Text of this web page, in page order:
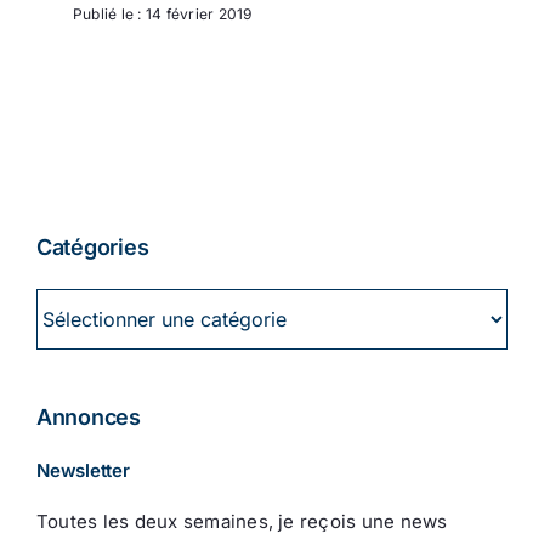
Publié le : 14 février 2019
Catégories
Annonces
Newsletter
Toutes les deux semaines, je reçois une news